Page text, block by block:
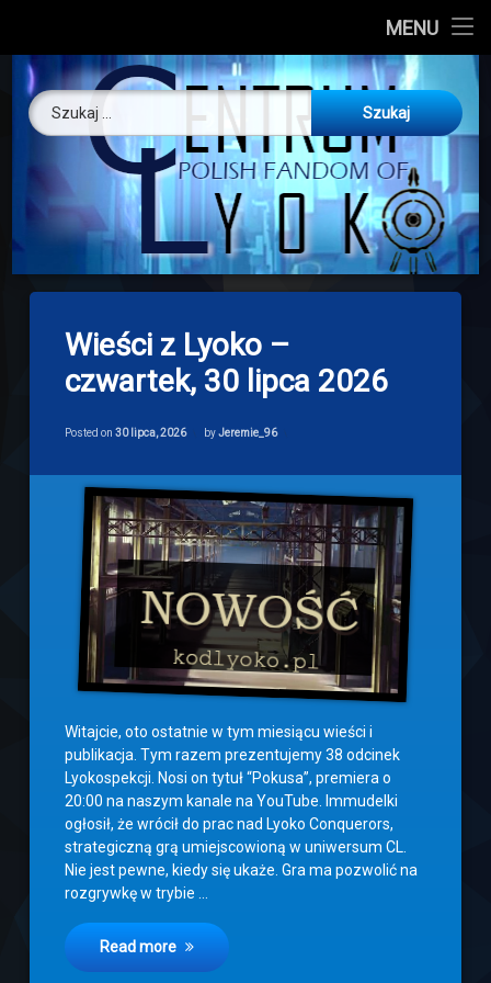
MENU
About us
O nas
Artykuły
Discord
Drogowskaz
Download
Skip
content
Centrum
Szukaj:
Wieści z Lyoko –
czwartek, 30 lipca 2026
Posted on30 lipca, 2026 byJeremie_96
Witajcie, oto ostatnie w tym miesiącu wieści i
publikacja. Tym razem prezentujemy 38 odcinek
Lyokospekcji. Nosi on tytuł “Pokusa”, premiera o
20:00 na naszym kanale na YouTube. Immudelki
ogłosił, że wrócił do prac nad Lyoko Conquerors,
strategiczną grą umiejscowioną w uniwersum CL.
Nie jest pewne, kiedy się ukaże. Gra ma pozwolić na
rozgrywkę w trybie …
Read more
komentarz
do
Wieści
z
–
30
lipca
2026